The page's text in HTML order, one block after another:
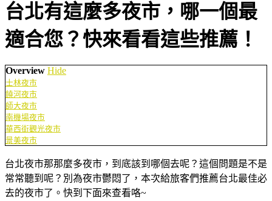
台北有這麼多夜市，哪一個最
適合您？快來看看這些推薦！
Overview Hide
士林夜市
饒河夜市
師大夜市
南機場夜市
華西街觀光夜市
景美夜市
台北夜市那那麼多夜市，到底該到哪個去呢？這個問題是不是
常常聽到呢？別為夜市鬱悶了，本次給旅客們推薦台北最佳必
去的夜市了。快到下面來查看咯~